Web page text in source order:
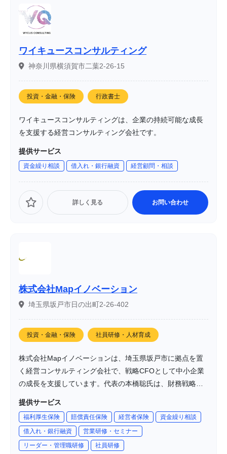
ワイキュースコンサルティング
神奈川県横須賀市二葉2-26-15
投資・金融・保険 行政書士
ワイキュースコンサルティングは、企業の持続可能な成長
を支援する経営コンサルティング会社です。
提供サービス
資金繰り相談 借入れ・銀行融資 経営顧問・相談
詳しく見る お問い合わせ
株式会社Mapイノベーション
埼玉県坂戸市日の出町2-26-402
投資・金融・保険 社員研修・人材育成
株式会社Mapイノベーションは、埼玉県坂戸市に拠点を置
く経営コンサルティング会社で、戦略CFOとして中小企業
の成長を支援しています。代表の本橋聡氏は、財務戦略決
ファイナンスを融合させ、企業の持続可能な成長を実現す
ることを目指しています。
提供サービス
福利厚生保険 賠償責任保険 経営者保険
資金繰り相談
借入れ・銀行融資
営業研修・セミナー
リーダー・管理職研修
社員研修